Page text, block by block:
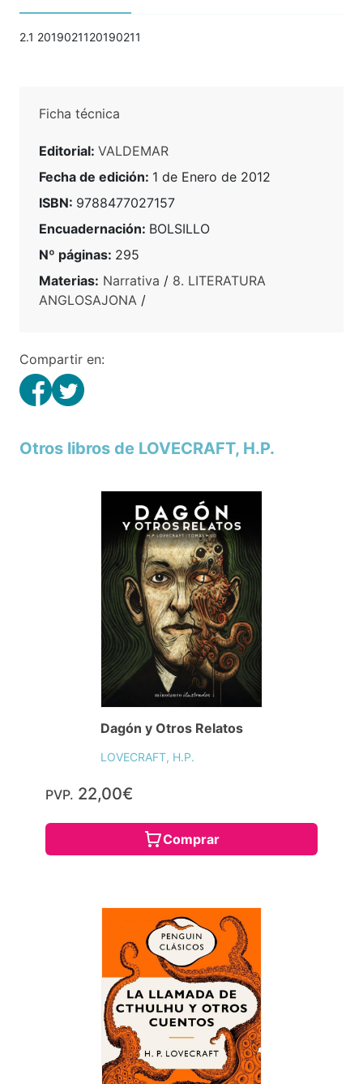
2.1 2019021120190211
Ficha técnica
Editorial: VALDEMAR
Fecha de edición: 1 de Enero de 2012
ISBN: 9788477027157
Encuadernación: BOLSILLO
Nº páginas: 295
Materias: Narrativa / 8. LITERATURA
ANGLOSAJONA /
Compartir en:
Otros libros de LOVECRAFT, H.P.
Dagón y Otros Relatos
LOVECRAFT, H.P.
PVP. 22,00€
Comprar